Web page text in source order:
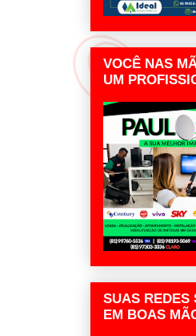
VOCÊ NAS
UM
SUAS REDES
EM BOAS